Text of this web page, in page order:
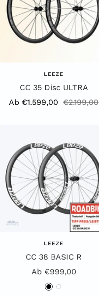
LEEZE
CC 35 Disc ULTRA
Angebotspreis
Ab €1.599,00 Regulärer
€2.199,00
LEEZE
CC 38 BASIC R
Angebotspreis
Ab €999,00
S W